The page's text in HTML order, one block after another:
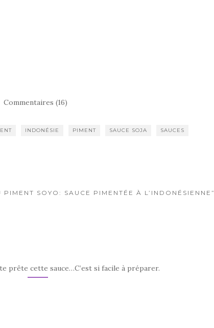
Commentaires (16)
INDONÉSIE PIMENT SAUCE SOJA SAUCES
SOYO: SAUCE PIMENTÉE À L’INDONÉSIENNE”
prête cette sauce…C’est si facile à préparer.